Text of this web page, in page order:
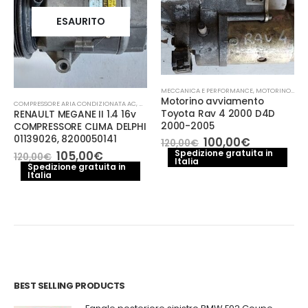
ESAURITO
COMPRESSORE ARIA CONDIZIONATA AC,MECCANICA E PERFORMANCE
RENAULT MEGANE II 1.4 16v
COMPRESSORE CLIMA DELPHI
01139026, 8200050141
120,00€ Il
prezzo
originale
105,00€Il
prezzo
attuale
Spedizione gratuita in
Italia
MECCANICA E PERFORMANCE, MOTORINO AVVIAMENTO
Motorino avviamento
Toyota Rav 4 2000 D4D
2000-2005
120,00€ Il
prezzo
originale
100,00€Il
prezzo
attuale
Spedizione gratuita in
Italia
BEST SELLING PRODUCTS